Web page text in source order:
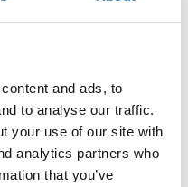
and ads, to
to analyse our traffic.
your use of our site with
analytics partners who
that you’ve